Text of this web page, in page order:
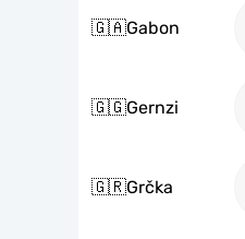
🇬🇦Gabon
🇬🇬Gernzi
🇬🇷Grčka